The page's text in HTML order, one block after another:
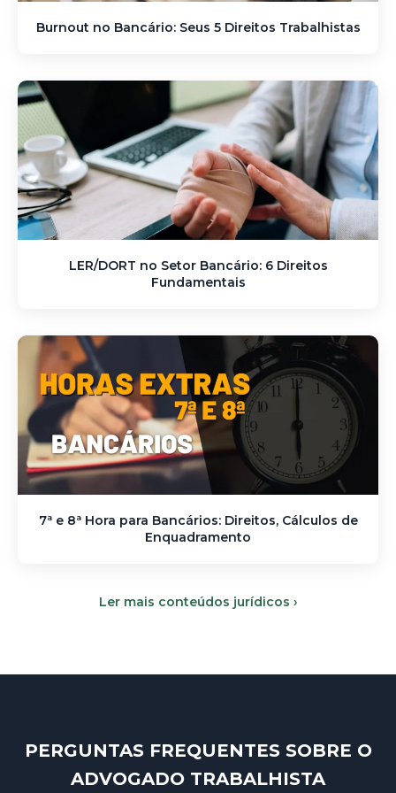
Burnout no Bancário: Seus 5 Direitos Trabalhistas
LER/DORT no Setor Bancário: 6 Direitos
Fundamentais
7ª e 8ª Hora para Bancários: Direitos, Cálculos de
Enquadramento
Ler mais conteúdos jurídicos ›
PERGUNTAS FREQUENTES SOBRE O
ADVOGADO TRABALHISTA